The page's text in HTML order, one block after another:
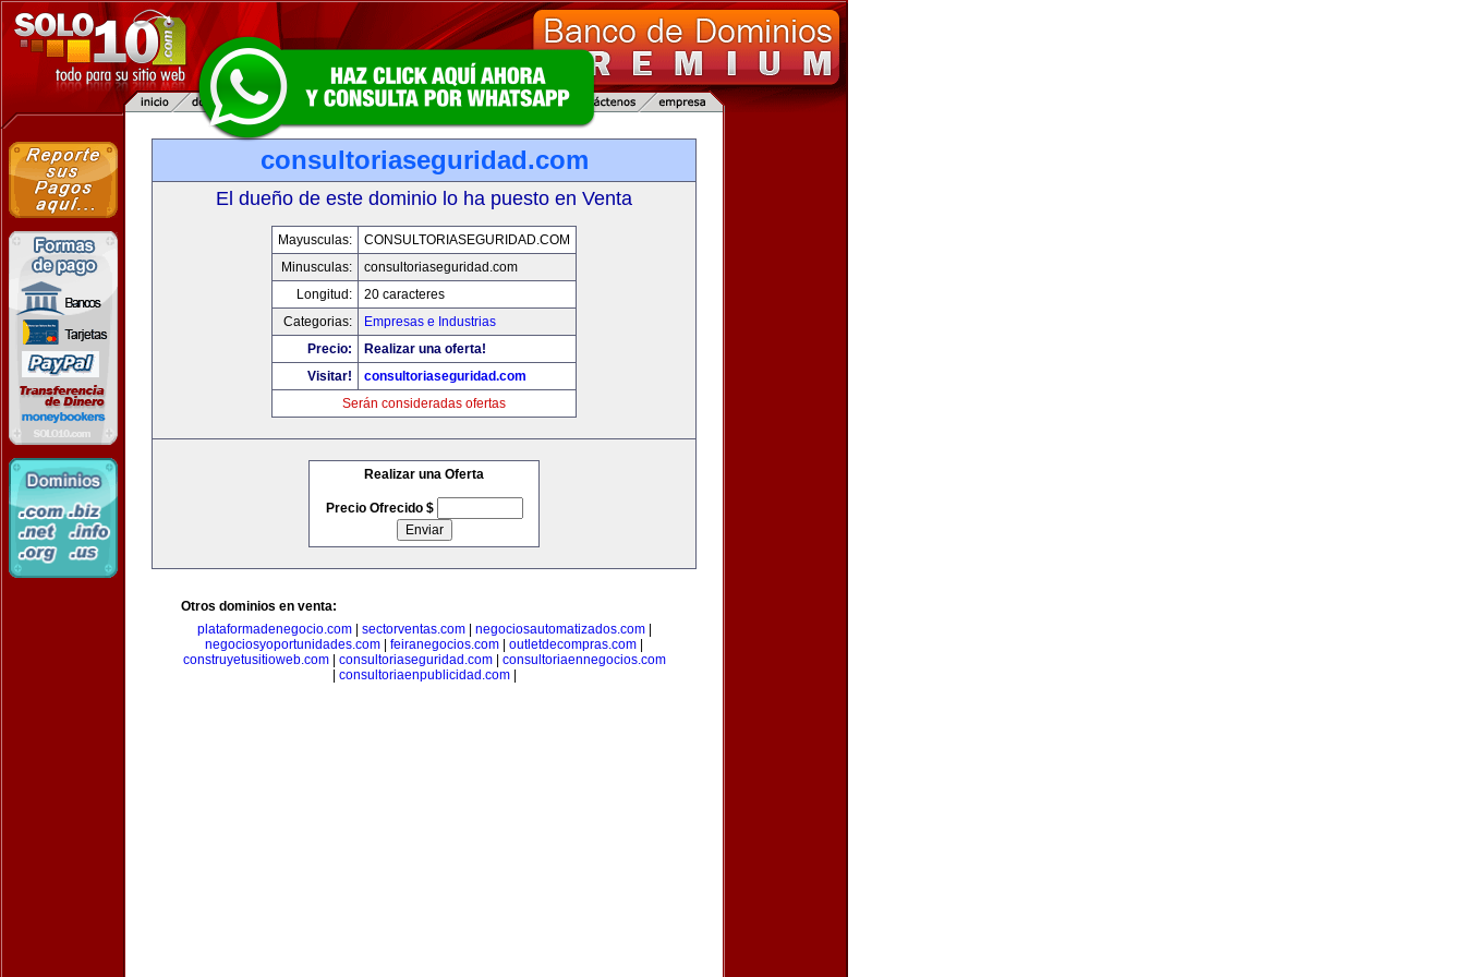
consultoriaseguridad.com
El dueño de este dominio lo ha puesto en Venta
Mayusculas:
CONSULTORIASEGURIDAD.COM
Minusculas:
consultoriaseguridad.com
Longitud:
20 caracteres
Categorias:
Empresas e Industrias
Precio:
Realizar una oferta!
Visitar!
consultoriaseguridad.com
Serán consideradas ofertas
Realizar una Oferta
Precio Ofrecido $
Otros dominios en venta:
plataformadenegocio.com| sectorventas.com| negociosautomatizados.com|
negociosyoportunidades.com
feiranegocios.com outletdecompras.com
construyetusitioweb.com| consultoriaseguridad.com| consultoriaennegocios.com
consultoriaenpublicidad.com|